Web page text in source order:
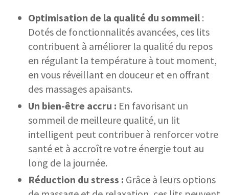
Optimisation de la qualité du sommeil :
Dotés de fonctionnalités avancées, ces lits
contribuent à améliorer la qualité du repos
en régulant la température à tout moment,
en vous réveillant en douceur et en offrant
des massages apaisants.
Un bien-être accru : En favorisant un
sommeil de meilleure qualité, un lit
intelligent peut contribuer à renforcer votre
santé et à accroître votre énergie tout au
long de la journée.
Réduction du stress : Grâce à leurs options